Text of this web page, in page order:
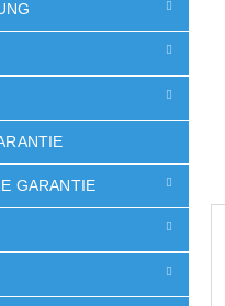
GARANTIE